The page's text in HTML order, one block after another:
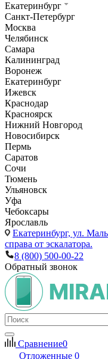
Екатеринбург
Санкт-Петербург
Москва
Челябинск
Самара
Калининград
Воронеж
Екатеринбург
Ижевск
Краснодар
Красноярск
Нижний Новгород
Новосибирск
Пермь
Саратов
Сочи
Тюмень
Ульяновск
Уфа
Чебоксары
Ярославль
Екатеринбург, ул.
справа от эскалатора.
8 (800) 500-00-22
Обратный звонок
Сравнение0
Отложенные 0